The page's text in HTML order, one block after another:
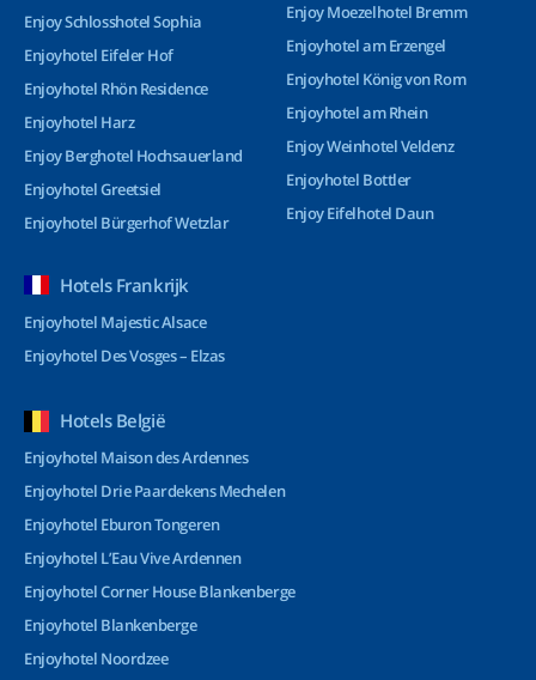
Enjoy Schlosshotel Sophia
Enjoyhotel Eifeler Hof
Enjoyhotel Rhön Residence
Enjoyhotel Harz
Enjoy Berghotel Hochsauerland
Enjoyhotel Greetsiel
Enjoyhotel Bürgerhof Wetzlar
Enjoy Moezelhotel Bremm
Enjoyhotel am Erzengel
Enjoyhotel König von Rom
Enjoyhotel am Rhein
Enjoy Weinhotel Veldenz
Enjoyhotel Bottler
Enjoy Eifelhotel Daun
Hotels Frankrijk
Enjoyhotel Majestic Alsace
Enjoyhotel Des Vosges – Elzas
Hotels België
Enjoyhotel Maison des Ardennes
Enjoyhotel Drie Paardekens Mechelen
Enjoyhotel Eburon Tongeren
Enjoyhotel L’Eau Vive Ardennen
Enjoyhotel Corner House Blankenberge
Enjoyhotel Blankenberge
Enjoyhotel Noordzee